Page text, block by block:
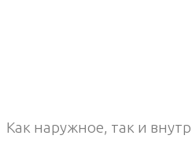
Как наружное, так и